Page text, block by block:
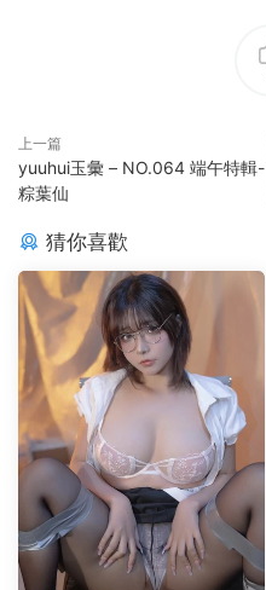
上一篇
yuuhui玉彙 – NO.064 端午特輯-
粽葉仙
猜你喜歡